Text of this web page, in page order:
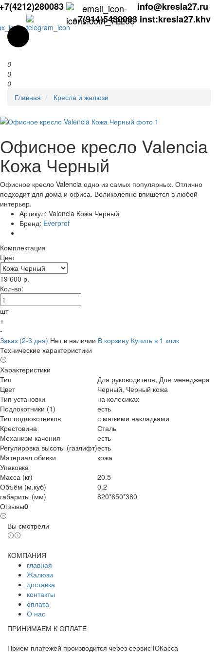
info@kresla27.ru
+7(914)5430083 inst:kresla27.khv
0
0
0
Главная
Кресла и жалюзи
Офисное кресло Valencia
Кожа Черный
Офисное кресло Valencia одно из самых популярных. Отлично
подходит для дома и офиса. Великолепно впишется в любой
интерьер.
Артикул: Valencia Кожа Черный
Бренд: Everprof
Комплектация
Цвет
19 600 р.
Кол-во:
шт
+
-
Заказ (2-3 дня) Нет в наличии В корзину Купить в 1 клик
Технические характеристики
Характеристики
Тип
Для руководителя, Для менеджера
Цвет
Черный, Черный кожа
Тип установки
на колесиках
Подлокотники (1)
есть
Тип подлокотников
с мягкими накладками
Крестовина
Сталь
Механизм качения
есть
Регулировка высоты (газлифт)есть
Материал обивки
кожа
Упаковка
Масса (кг)
20.5
Объём (м.куб)
0.2
габариты (мм)
820*650*380
Отзывы0
Вы смотрели
КОМПАНИЯ
главная
Жалюзи
доставка
контакты
оплата
О нас
ПРИНИМАЕМ К ОПЛАТЕ
Прием платежей производится через сервис ЮКасса